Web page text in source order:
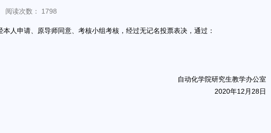
阅读次数： 1798
申请、原导师同意、考核小组考核，经过无记名投票表决，通过：
自动化学院研究生教学办公室
2020年12月28日